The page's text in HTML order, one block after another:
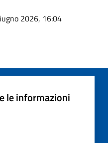
2026, 16:04
le informazioni